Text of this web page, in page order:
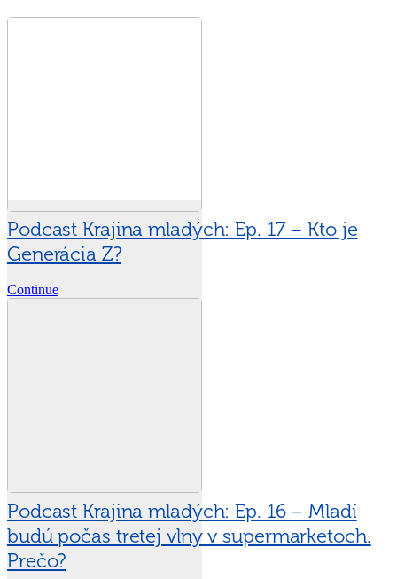
Podcast Krajina mladých: Ep. 17 – Kto je
Generácia Z?
Continue
Podcast Krajina mladých: Ep. 16 – Mladí
budú počas tretej vlny v supermarketoch.
Prečo?